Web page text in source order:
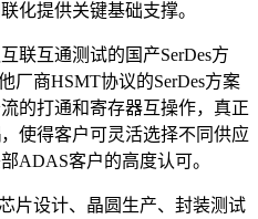
化提供关键基础支撑。
联互通测试的国产SerDes方
厂商HSMT协议的SerDes方案
的打通和寄存器互操作，真正
使得客户可灵活选择不同供应
ADAS客户的高度认可。
片设计、晶圆生产、封装测试